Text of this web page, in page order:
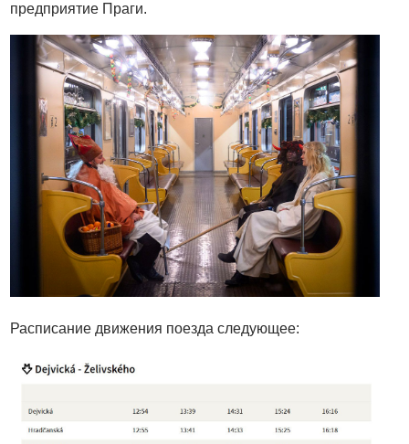
предприятие Праги.
Расписание движения поезда следующее: